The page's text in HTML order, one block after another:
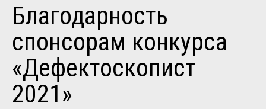
Благодарность
спонсорам конкурса
«Дефектоскопист
2021»